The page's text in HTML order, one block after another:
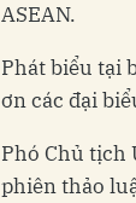
ASEAN.
Phát biểu tại
ơn các đại
Phó Chủ tịch
phiên thảo